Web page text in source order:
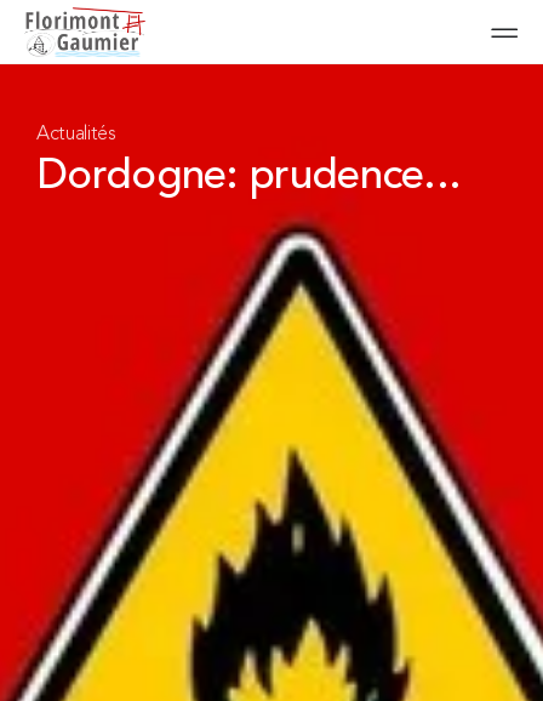
Actualités
Dordogne: prudence...